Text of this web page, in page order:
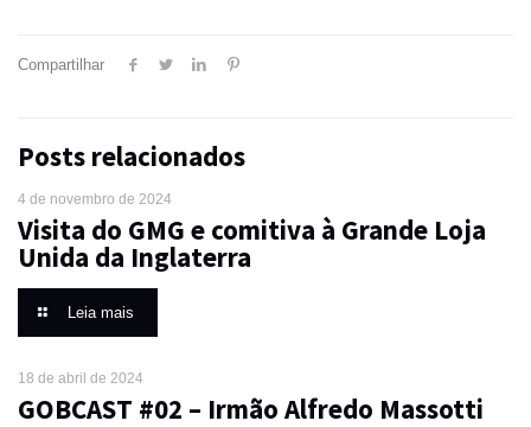
Compartilhar
Posts relacionados
4 de novembro de 2024
Visita do GMG e comitiva à Grande Loja
Unida da Inglaterra
Leia mais
18 de abril de 2024
GOBCAST #02 – Irmão Alfredo Massotti